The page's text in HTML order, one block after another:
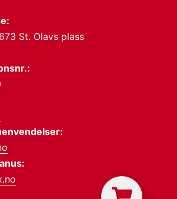
St. Olavs plass